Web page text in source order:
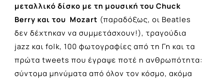
μεταλλικό δίσκο με τη μουσική του Chuck
Berry και του Mozart (παραδόξως, οι Beatles
δεν δέχτηκαν να συμμετάσχουν!), τραγούδια
jazz και folk, 100 φωτογραφίες από τη Γη και τα
πρώτα tweets που έγραψε ποτέ η ανθρωπότητα:
σύντομα μηνύματα από όλον τον κόσμο, ακόμα